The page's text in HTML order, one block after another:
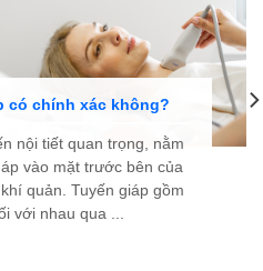
có chính xác không?
nội tiết quan trọng, nằm
vào mặt trước bên của
quản. Tuyến giáp gồm
với nhau qua ...